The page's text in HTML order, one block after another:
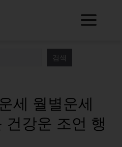
검색
세 월별운세
건강운 조언 행